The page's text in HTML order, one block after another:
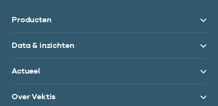
Producten
Data & inzichten
Actueel
Over Vektis